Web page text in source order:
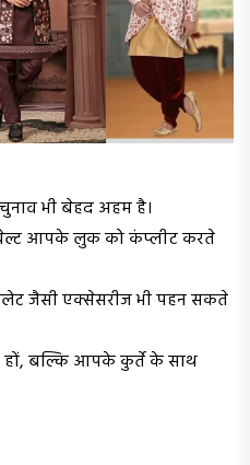
भी बेहद अहम है।
आपके लुक को कंप्लीट करते
जैसी एक्सेसरीज भी पहन सकते
बल्कि आपके कुर्ते के साथ